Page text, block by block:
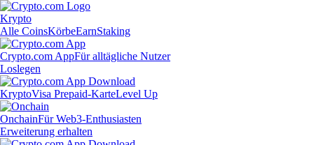
Krypto
Alle CoinsKörbeEarnStaking
Crypto.com AppFür alltägliche Nutzer
Loslegen
KryptoVisa Prepaid-KarteLevel Up
OnchainFür Web3-Enthusiasten
Erweiterung erhalten